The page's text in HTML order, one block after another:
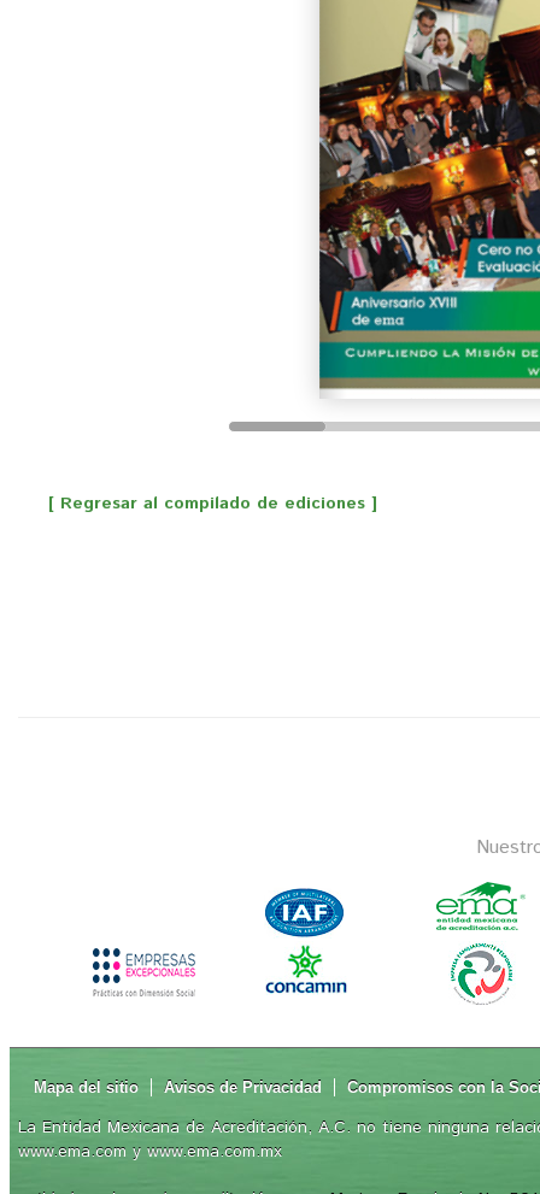
[ Regresar al compilado de ediciones ]
Mapa del sitio Avisos de Privacidad Compromisos con la
La Entidad Mexicana de Acreditación, A.C. no tiene ninguna
www.ema.com y www.ema.com.mx